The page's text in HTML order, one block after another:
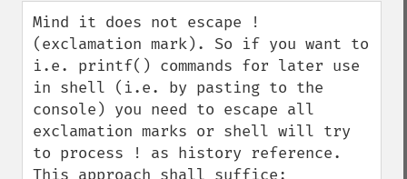
Mind it does not escape !
(exclamation mark). So if you want to
i.e. printf() commands for later use
in shell (i.e. by pasting to the
console) you need to escape all
exclamation marks or shell will try
to process ! as history reference.
This approach shall suffice: